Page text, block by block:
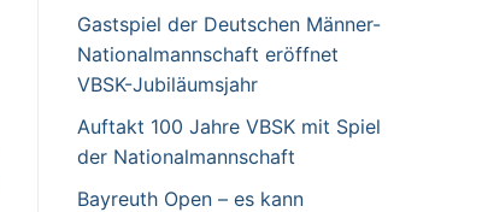
Gastspiel der Deutschen Männer-
Nationalmannschaft eröffnet
VBSK-Jubiläumsjahr
Auftakt 100 Jahre VBSK mit Spiel
der Nationalmannschaft
Bayreuth Open – es kann